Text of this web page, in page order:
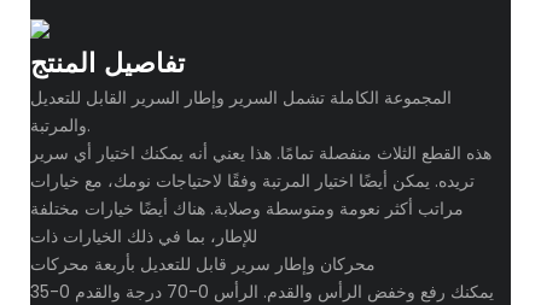
تفاصيل المنتج
المجموعة الكاملة تشمل السرير وإطار السرير القابل للتعديل
والمرتبة.
هذه القطع الثلاث منفصلة تمامًا. هذا يعني أنه يمكنك اختيار أي سرير
تريده. يمكن أيضًا اختيار المرتبة وفقًا لاحتياجات نومك، مع خيارات
مراتب أكثر نعومة ومتوسطة وصلابة. هناك أيضًا خيارات مختلفة
للإطار، بما في ذلك الخيارات ذات
يمكنك رفع وخفض الرأس والقدم. الرأس 0-70 درجة والقدم 0-35